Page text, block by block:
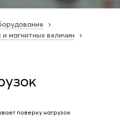
и магнитных величин
поверку нагрузок